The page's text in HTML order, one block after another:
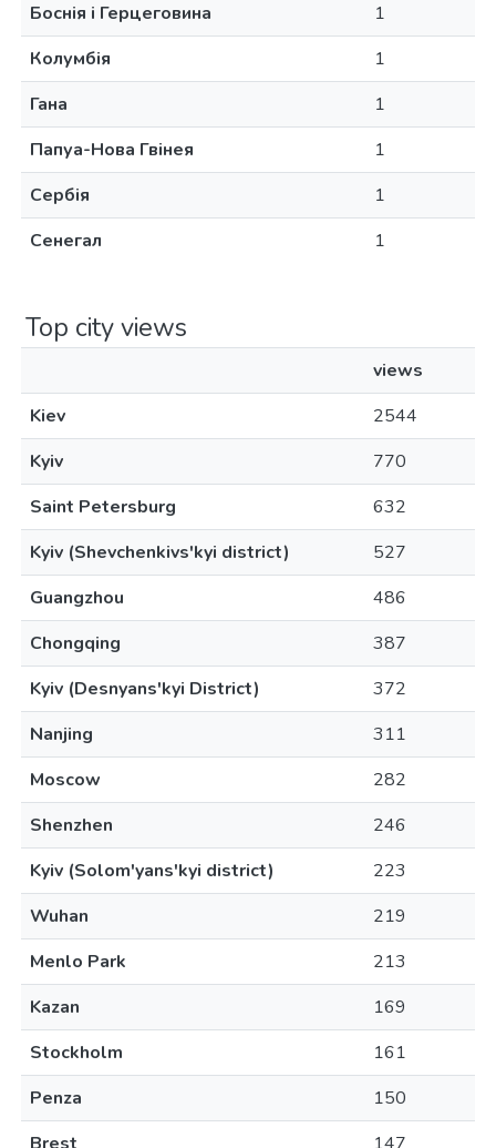
Боснія і Герцеговина
1
Колумбія
1
Гана
1
Папуа-Нова Гвінея
1
Сербія
1
Сенегал
1
Top city views
views
Kiev
2544
Kyiv
770
Saint Petersburg
632
Kyiv (Shevchenkivs'kyi district)
527
Guangzhou
486
Chongqing
387
Kyiv (Desnyans'kyi District)
372
Nanjing
311
Moscow
282
Shenzhen
246
Kyiv (Solom'yans'kyi district)
223
Wuhan
219
Menlo Park
213
Kazan
169
Stockholm
161
Penza
150